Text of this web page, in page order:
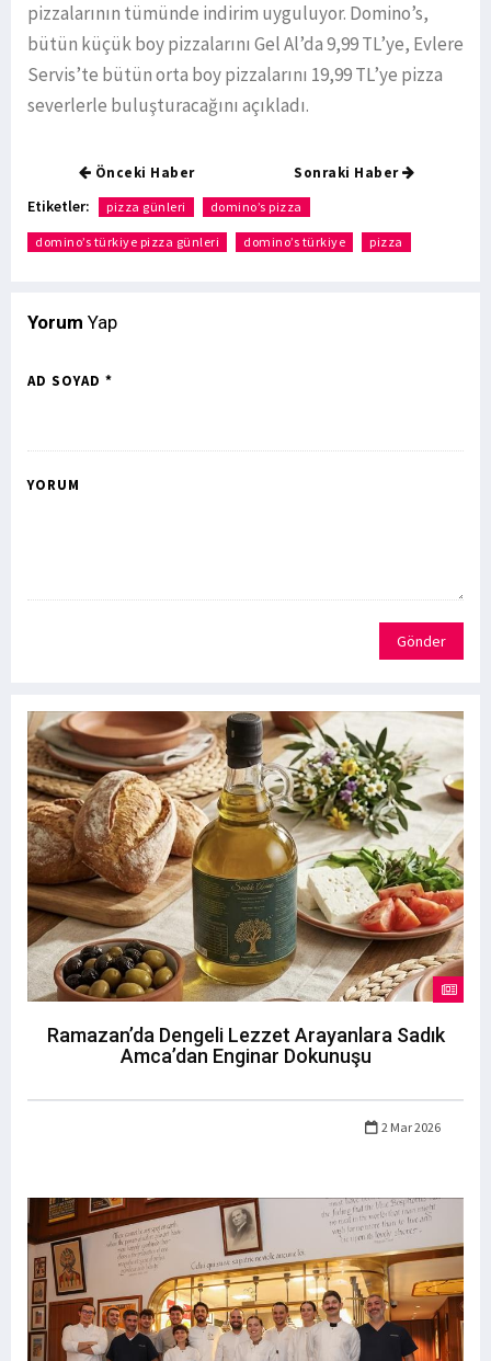
pizzalarının tümünde indirim uyguluyor. Domino’s,
bütün küçük boy pizzalarını Gel Al’da 9,99 TL’ye, Evlere
Servis’te bütün orta boy pizzalarını 19,99 TL’ye pizza
severlerle buluşturacağını açıkladı.
Önceki Haber Sonraki Haber
Etiketler: pizza günleri domino’s pizza
domino’s türkiye pizza günleri domino’s türkiye pizza
Yorum Yap
AD SOYAD *
YORUM
Gönder
Ramazan’da Dengeli Lezzet Arayanlara Sadık
Amca’dan Enginar Dokunuşu
2 Mar 2026